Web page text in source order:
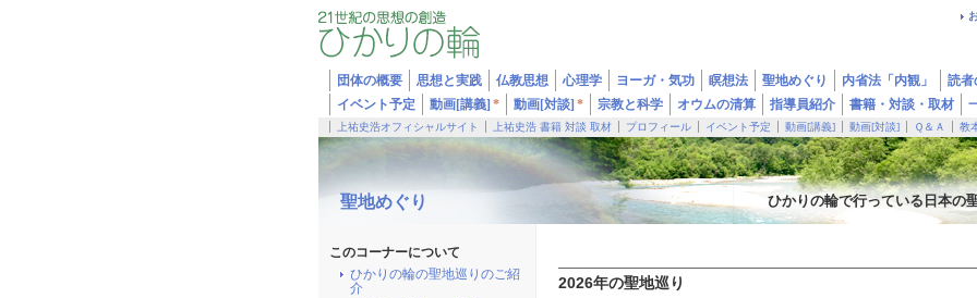
団体の概要 思想と実践 仏教思想 心理学 ヨーガ・気功 瞑想法 聖地めぐり 内省法「内観」
読者
イベント予定
動画[講義] * 動画[対談] * 宗教と科学 オウムの清算 指導員紹介 書籍・対談・取材
上祐史浩オフィシャルサイト 上祐史浩 書籍 対談 取材 プロフィール イベント予定 動画[講義] 動画[対談] Ｑ＆Ａ 教
聖地めぐり ひかりの輪で行っている日本の
2026年の聖地巡り
このコーナーについて
ひかりの輪の聖地巡りのご紹
介